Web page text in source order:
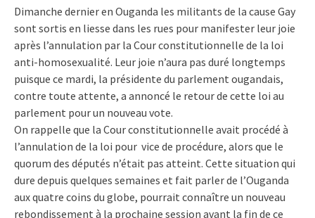
Dimanche dernier en Ouganda les militants de la cause Gay
sont sortis en liesse dans les rues pour manifester leur joie
après l’annulation par la Cour constitutionnelle de la loi
anti-homosexualité. Leur joie n’aura pas duré longtemps
puisque ce mardi, la présidente du parlement ougandais,
contre toute attente, a annoncé le retour de cette loi au
parlement pour un nouveau vote.
On rappelle que la Cour constitutionnelle avait procédé à
l’annulation de la loi pour vice de procédure, alors que le
quorum des députés n’était pas atteint. Cette situation qui
dure depuis quelques semaines et fait parler de l’Ouganda
aux quatre coins du globe, pourrait connaître un nouveau
rebondissement à la prochaine session avant la fin de ce